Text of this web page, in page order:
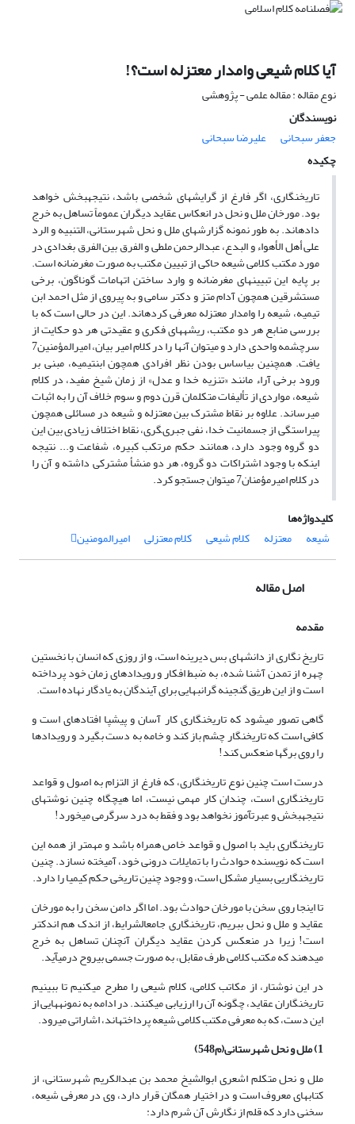
آیا کلام شیعى وامدار معتزله است؟!
نوع مقاله : مقاله علمی - پژوهشی
نویسندگان
جعفر سبحانی
علیرضا سبحانی
چکیده
تاریخ‏نگارى، اگر فارغ از گرایش‏هاى شخصى باشد، نتیجه‏بخش خواهد
بود. مورخان ملل و نحل در انعکاس عقاید دیگران عموماً تساهل به خرج
داده‏اند. به طور نمونه گزارش‏های ملل و نحل شهرستانى، التنبیه و الرد
على أهل الأهواء و البدع، عبدالرحمن ملطى و الفرق بین الفرق بغدادى در
مورد مکتب کلامى شیعه حاکى از تبیین مکتب به صورت مغرضانه است.
بر پایه این تبیین‏های مغرضانه و وارد ساختن اتهامات گوناگون، برخى
مستشرقین همچون آدام متز و دکتر سامى و به پیروى از مثل احمد ابن
تیمیه، شیعه را وامدار معتزله معرفى کرده‏اند. این در حالی است که با
بررسى منابع هر دو مکتب، ریشه‏هاى فکرى و عقیدتى هر دو حکایت از
سرچشمه واحدى دارد و مى‏توان آنها را در کلام امیر بیان، امیرالمؤمنین7
یافت. همچنین بى‏اساس بودن نظر افرادى همچون ابن‏تیمیه، مبنى بر
ورود برخى آراء مانند «تنزیه خدا و عدل» از زمان شیخ مفید، در کلام
شیعه، مواردى از تألیفات متکلمان قرن دوم و سوم خلاف آن را به اثبات
مى‏رساند. علاوه بر نقاط مشترک بین معتزله و شیعه در مسائلى همچون
پیراستگى از جسمانیت خدا، نفى جبرى‏گرى، نقاط اختلاف زیادى بین این
دو گروه وجود دارد، همانند حکم مرتکب کبیره، شفاعت و... نتیجه
اینکه با وجود اشتراکات دو گروه، هر دو منشأ مشترکى داشته و آن را
در کلام امیرمؤمنان7 مى‏توان جستجو کرد.
کلیدواژه‌ها
شیعه
معتزله کلام شیعی کلام معتزلی امیرالمومنین
اصل مقاله
مقدمه
تاریخ نگارى از دانش‏هاى بس دیرینه است، و از روزى که انسان با نخستین
چهره از تمدن آشنا شده، به ضبط افکار و رویدادهاى زمان خود پرداخته
است و از این طریق گنجینه گران‏بهایى براى آیندگان به یادگار نهاده است.
گاهى تصور مى‏شود که تاریخ‏نگارى کار آسان و پیش‏پا افتاده‏ای است و
کافى است که تاریخ‏نگار چشم باز کند و خامه به دست بگیرد و رویدادها
را روى برگ‏ها منعکس کند!
درست است چنین نوع تاریخ‏نگارى، که فارغ از التزام به اصول و قواعد
تاریخ‏نگارى است، چندان کار مهمى نیست، اما هیچ‏گاه چنین نوشته‏اى
نتیجه‏بخش و عبرت‏آموز نخواهد بود و فقط به درد سرگرمى مى‏خورد!
تاریخ‏نگارى باید با اصول و قواعد خاص همراه باشد و مهم‏تر از همه این
است که نویسنده حوادث را با تمایلات درونى خود، آمیخته نسازد. چنین
تاریخ‏نگاریی بسیار مشکل است، و وجود چنین تاریخى حکم کیمیا را دارد.
تا اینجا روى سخن با مورخان حوادث بود. اما اگر دامن سخن را به مورخان
عقاید و ملل و نحل ببریم، تاریخ‏نگارى جامع‏الشرایط، از اندک هم اندک‏تر
است! زیرا در منعکس کردن عقاید دیگران آن‏چنان تساهل به خرج
مى‏دهند که مکتب کلامى طرف مقابل، به صورت جسمی بى‏روح درمى‏آید.
در این نوشتار، از مکاتب کلامى، کلام شیعى را مطرح مى‏کنیم تا ببینیم
تاریخ‏نگاران عقاید، چگونه آن را ارزیابى مى‏کنند. در ادامه به نمونه‏هایی از
این دست، که به معرفی مکتب کلامی شیعه پرداخته‏اند، اشاراتی می‏رود.
1) ملل و نحل شهرستانى(م548)
ملل و نحل متکلم اشعرى ابوالشیخ محمد بن عبدالکریم شهرستانى، از
کتاب‏هاى معروف است و در اختیار همگان قرار دارد، وى در معرفى شیعه،
سخنى دارد که قلم از نگارش آن شرم دارد: